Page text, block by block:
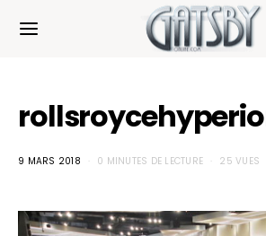
9 MARS 2018 0 MINUTES DE LECTURE 25 VUES
Cookies management panel